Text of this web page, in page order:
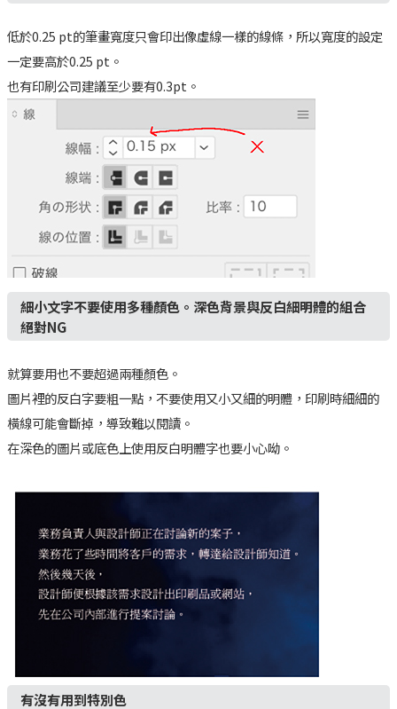
低於0.25 pt的筆畫寬度只會印出像虛線一樣的線條，所以寬度的設定
一定要高於0.25 pt。
也有印刷公司建議至少要有0.3pt。
細小文字不要使用多種顏色。深色背景與反白細明體的組合
絕對NG
就算要用也不要超過兩種顏色。
圖片裡的反白字要粗一點，不要使用又小又細的明體，印刷時細細的
橫線可能會斷掉，導致難以閱讀。
在深色的圖片或底色上使用反白明體字也要小心呦。
有沒有用到特別色